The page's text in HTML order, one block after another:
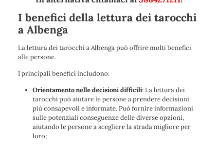
I benefici della lettura dei tarocchi
a Albenga
La lettura dei tarocchi a Albenga può offrire molti benefici
alle persone.
I principali benefici includono:
Orientamento nelle decisioni difficili: La lettura dei
tarocchi può aiutare le persone a prendere decisioni
più consapevoli e informate. Può fornire informazioni
sulle potenziali conseguenze delle diverse opzioni,
aiutando le persone a scegliere la strada migliore per
loro;